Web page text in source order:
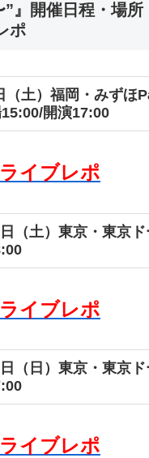
”』開催日程・場所
ポ
（土）福岡・みずほ
開演17:00
イブレポ
（土）東京・東京
イブレポ
（日）東京・東京
イブレポ